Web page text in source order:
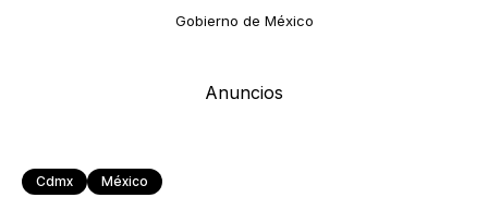
Gobierno de México
Anuncios
Cdmx México